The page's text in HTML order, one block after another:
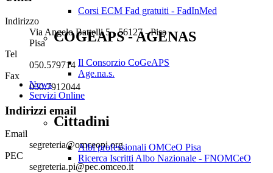
Corsi ECM Fad gratuiti - FadInMed
COGEAPS - AGENAS
Il Consorzio CoGeAPS
Age.na.s.
News
Servizi Online
Cittadini
Albi professionali OMCeO Pisa
Ricerca Iscritti Albo Nazionale - FNOMCeO
Indirizzo
Via Angelo Battelli 5 - 56127 - Pisa
Pisa
Tel
050.579714
Fax
050.7912044
Indirizzi email
Email
segreteria@omceopi.org
PEC
segreteria.pi@pec.omceo.it